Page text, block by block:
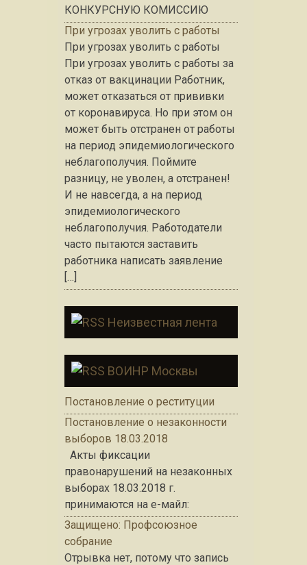
КОНКУРСНУЮ КОМИССИЮ
При угрозах уволить с работы
При угрозах уволить с работы
При угрозах уволить с работы за
отказ от вакцинации Работник,
может отказаться от прививки
от коронавируса. Но при этом он
может быть отстранен от работы
на период эпидемиологического
неблагополучия. Поймите
разницу, не уволен, а отстранен!
И не навсегда, а на период
эпидемиологического
неблагополучия. Работодатели
часто пытаются заставить
работника написать заявление
[…]
Неизвестная лента
ВОИНР Москвы
Постановление о реституции
Постановление о незаконности
выборов 18.03.2018
Акты фиксации
правонарушений на незаконных
выборах 18.03.2018 г.
принимаются на е-майл:
Защищено: Профсоюзное
собрание
Отрывка нет, потому что запись